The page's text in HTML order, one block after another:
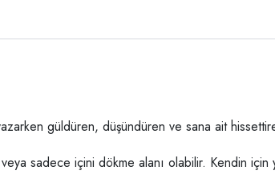
güldüren, düşündüren ve sana ait
sadece içini dökme alanı olabilir. Kendin